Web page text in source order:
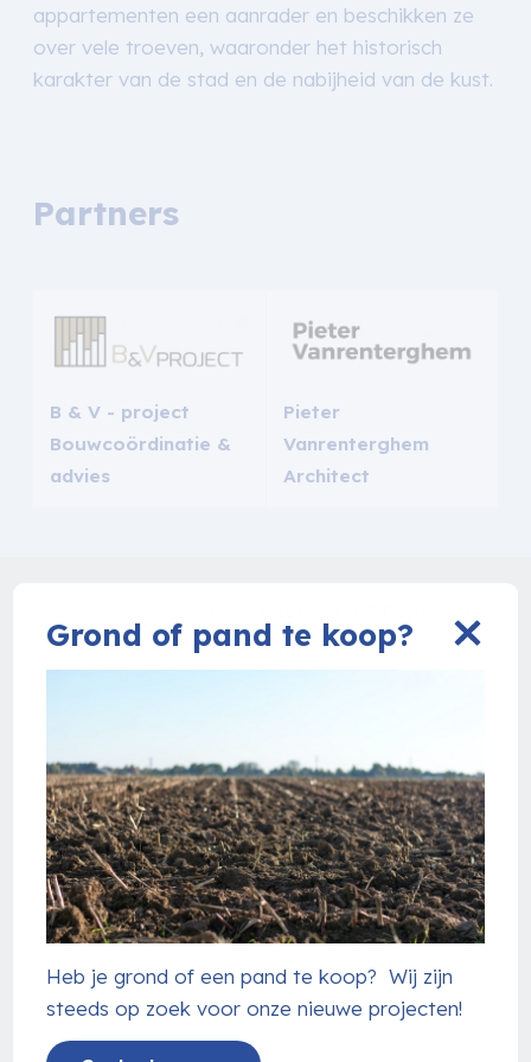
Grond of pand te koop?
Heb je grond of een pand te koop? Wij zijn
steeds op zoek voor onze nieuwe projecten!
appartementen een aanrader en beschikken ze
over vele troeven, waaronder het historisch
karakter van de stad en de nabijheid van de kust.
Partners
B & V - project
Bouwcoördinatie &
advies
Pieter
Vanrenterghem
Architect